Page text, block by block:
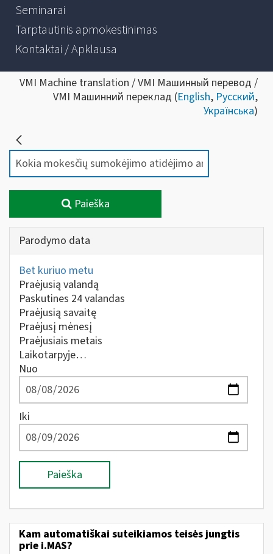
Seminarai
Tarptautinis apmokestinimas
Kontaktai / Apklausa
VMI Machine translation / VMI Машинный перевод /
VMI Машинний переклад (English, Русский,
Українська)
Paieška
Parodymo data
Bet kuriuo metu
Praėjusią valandą
Paskutines 24 valandas
Praėjusią savaitę
Praėjusį mėnesį
Praėjusiais metais
Laikotarpyje…
Nuo
Iki
Paieška
Kam automatiškai suteikiamos teisės jungtis
prie i.MAS?